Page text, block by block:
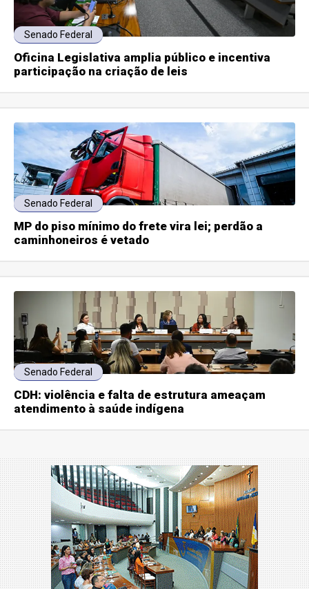
Senado Federal
Oficina Legislativa amplia público e incentiva
participação na criação de leis
Senado Federal
MP do piso mínimo do frete vira lei; perdão a
caminhoneiros é vetado
Senado Federal
CDH: violência e falta de estrutura ameaçam
atendimento à saúde indígena